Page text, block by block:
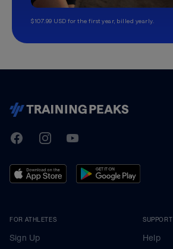
$107.99 USD for the first year, billed yearly.
TrainingPeaks
FacebookInstagramYoutube
FOR ATHLETES
Sign Up
SUPPORT
Help